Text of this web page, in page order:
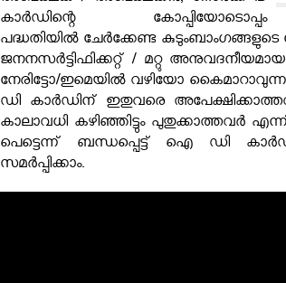
കാർഡിന്റെ കോപ്പിയോടൊപ്പം
പദ്ധതിയിൽ ചേർക്കേണ്ട
ജനനസർട്ടിഫിക്കറ്റ് / മറ്റു
നേരിട്ടോ/ഇമെയിൽ വഴിയോ
ഡി കാർഡിന് ഇതുവരെ
കാലാവധി കഴിഞ്ഞിട്ടും പുതുക്കാത്തവർ
പെട്ടെന്ന് ബന്ധപ്പെട്ട് ഐ ഡി
സമർപ്പിക്കാം.